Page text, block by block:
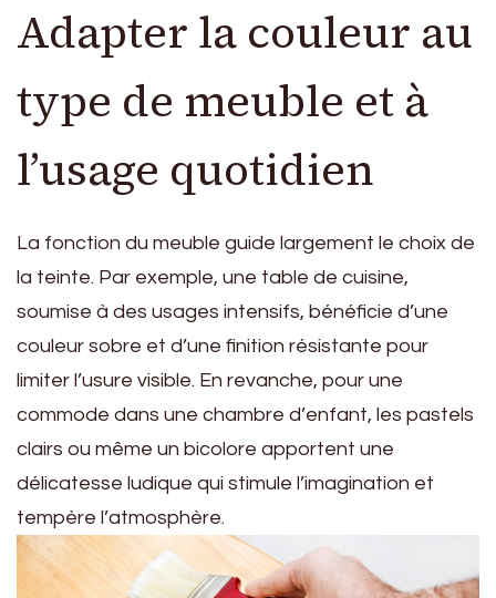
Adapter la couleur au
type de meuble et à
l’usage quotidien
La fonction du meuble guide largement le choix de
la teinte. Par exemple, une table de cuisine,
soumise à des usages intensifs, bénéficie d’une
couleur sobre et d’une finition résistante pour
limiter l’usure visible. En revanche, pour une
commode dans une chambre d’enfant, les pastels
clairs ou même un bicolore apportent une
délicatesse ludique qui stimule l’imagination et
tempère l’atmosphère.